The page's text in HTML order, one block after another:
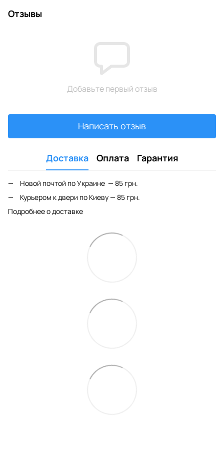
Отзывы
Добавьте первый отзыв
Написать отзыв
Доставка Оплата Гарантия
Новой почтой по Украине — 85 грн.
Курьером к двери по Киеву — 85 грн.
Подробнее о доставке